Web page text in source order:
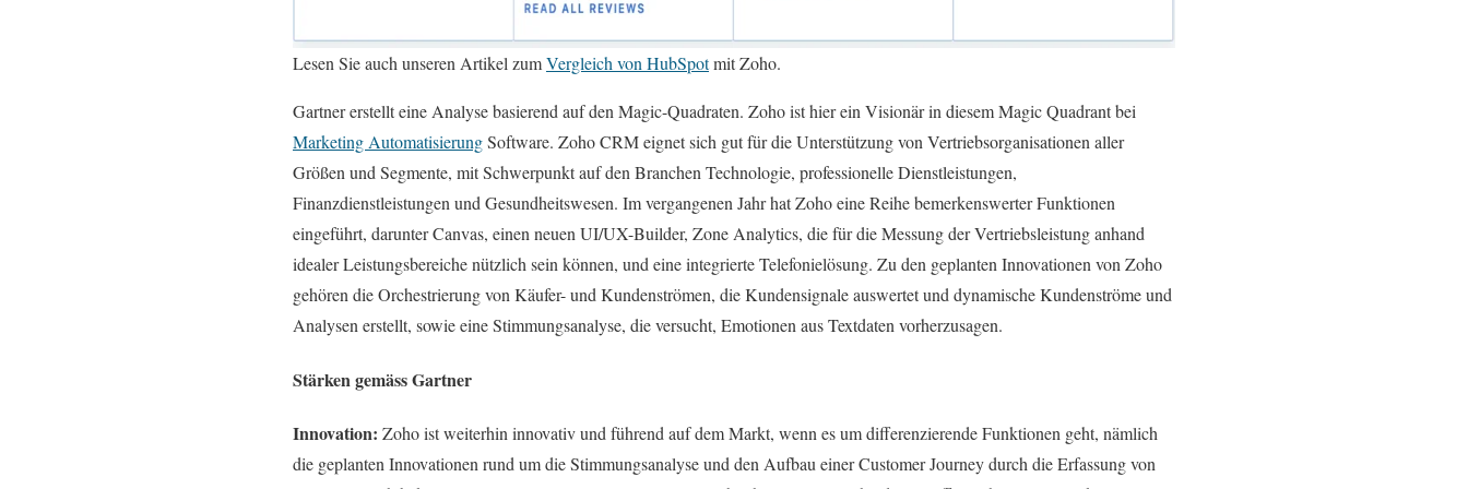
Lesen Sie auch unseren Artikel zumVergleich von HubSpotmit Zoho.
Gartner erstellt eine Analyse basierend auf den Magic-Quadraten. Zoho ist hier ein Visionär in diesem Magic Quadrant bei
Marketing AutomatisierungSoftware. Zoho CRM eignet sich gut für die Unterstützung von Vertriebsorganisationen aller
Größen und Segmente, mit Schwerpunkt auf den Branchen Technologie, professionelle Dienstleistungen,
Finanzdienstleistungen und Gesundheitswesen. Im vergangenen Jahr hat Zoho eine Reihe bemerkenswerter Funktionen
eingeführt, darunter Canvas, einen neuen UI/UX-Builder, Zone Analytics, die für die Messung der Vertriebsleistung anhand
idealer Leistungsbereiche nützlich sein können, und eine integrierte Telefonielösung. Zu den geplanten Innovationen von Zoho
gehören die Orchestrierung von Käufer- und Kundenströmen, die Kundensignale auswertet und dynamische Kundenströme und
Analysen erstellt, sowie eine Stimmungsanalyse, die versucht, Emotionen aus Textdaten vorherzusagen.
Stärken gemäss Gartner
Innovation: Zoho ist weiterhin innovativ und führend auf dem Markt, wenn es um differenzierende Funktionen geht, nämlich
die geplanten Innovationen rund um die Stimmungsanalyse und den Aufbau einer Customer Journey durch die Erfassung von